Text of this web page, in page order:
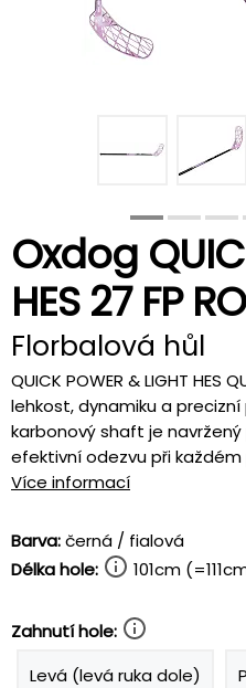
Oxdog
HES 27 FP
Florbalová hůl
QUICK POWER & LIGHT HES
lehkost, dynamiku a
karbonový shaft je
efektivní odezvu při každém
Více informací
Barva:černá / fialová
Délka hole:
101cm
Zahnutí hole:
Levá (levá ruka dole)